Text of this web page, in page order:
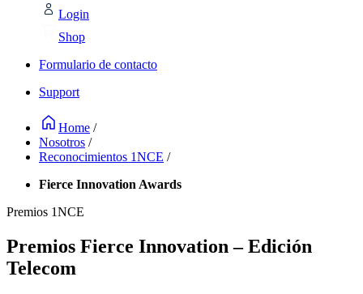
Login
Shop
Formulario de contacto
Support
Home /
Nosotros /
Reconocimientos 1NCE /
Fierce Innovation Awards
Premios 1NCE
Premios Fierce Innovation – Edición
Telecom